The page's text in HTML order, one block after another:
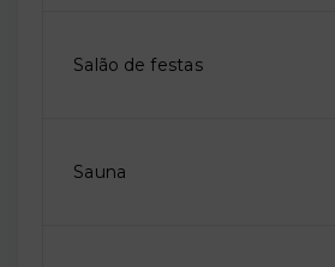
Salão de festas
Sauna